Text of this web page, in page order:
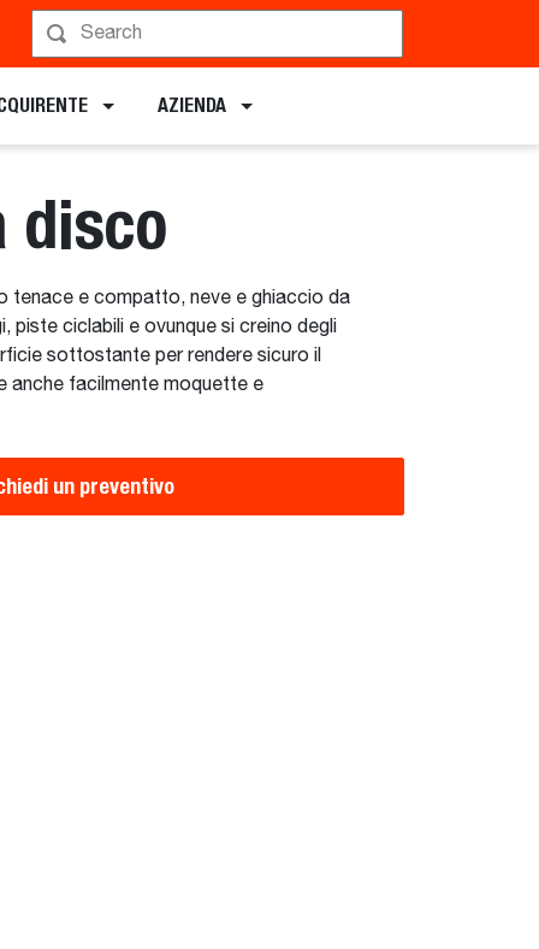
AZIENDA
disco
tenace e compatto, neve e ghiaccio da
piste ciclabili e ovunque si creino degli
sottostante per rendere sicuro il
anche facilmente moquette e
un preventivo
Pianifica una demo